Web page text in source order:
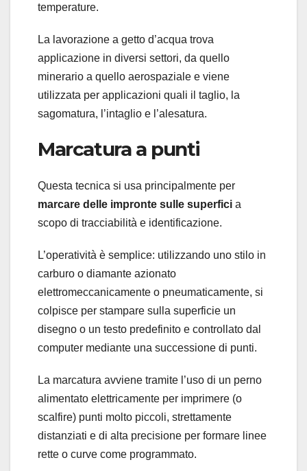
temperature.
La lavorazione a getto d’acqua trova
applicazione in diversi settori, da quello
minerario a quello aerospaziale e viene
utilizzata per applicazioni quali il taglio, la
sagomatura, l’intaglio e l’alesatura.
Marcatura a punti
Questa tecnica si usa principalmente per
marcare delle impronte sulle superfici a
scopo di tracciabilità e identificazione.
L’operatività è semplice: utilizzando uno stilo in
carburo o diamante azionato
elettromeccanicamente o pneumaticamente, si
colpisce per stampare sulla superficie un
disegno o un testo predefinito e controllato dal
computer mediante una successione di punti.
La marcatura avviene tramite l’uso di un perno
alimentato elettricamente per imprimere (o
scalfire) punti molto piccoli, strettamente
distanziati e di alta precisione per formare linee
rette o curve come programmato.